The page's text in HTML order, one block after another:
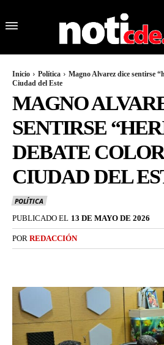
Inicio Política
Magno Alvarez dice sentirse
Ciudad del Este
MAGNO
SENTIRSE
DEBATE
CIUDAD DEL
POLÍTICA
PUBLICADO EL 13 DE MAYO DE 2026
POR REDACCIÓN